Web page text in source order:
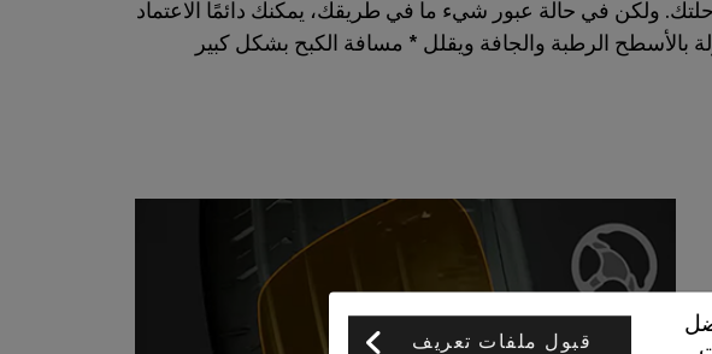
ولكن في حالة عبور شيء ما في طريقك، يمكنك دائمًا الاعتماد
بالأسطح الرطبة والجافة ويقلل * مسافة الكبح بشكل كبير
قبول ملفات تعريف